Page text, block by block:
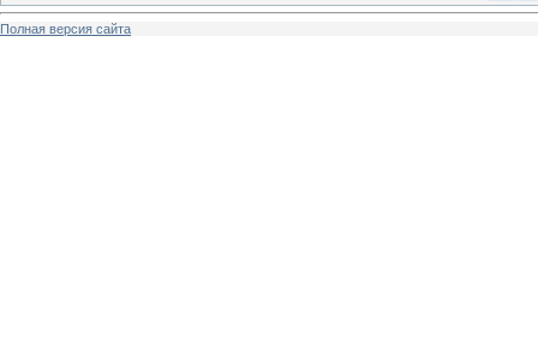
Полная версия сайта